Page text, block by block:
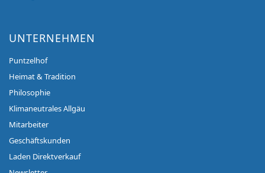
UNTERNEHMEN
Puntzelhof
Heimat & Tradition
Philosophie
Klimaneutrales Allgäu
Mitarbeiter
Geschäftskunden
Laden Direktverkauf